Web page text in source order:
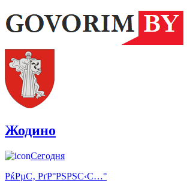
Жодино
Сегодня
РќРµС‚ РґР°РЅРЅС‹С…°